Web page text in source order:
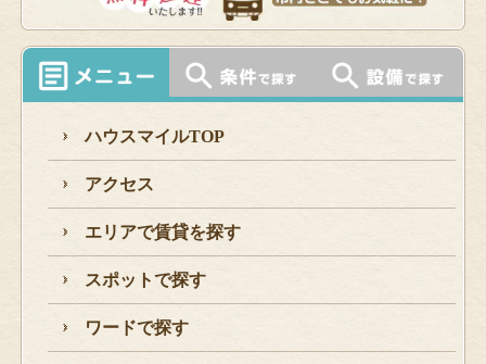
ハウスマイルTOP
アクセス
エリアで賃貸を探す
スポットで探す
ワードで探す